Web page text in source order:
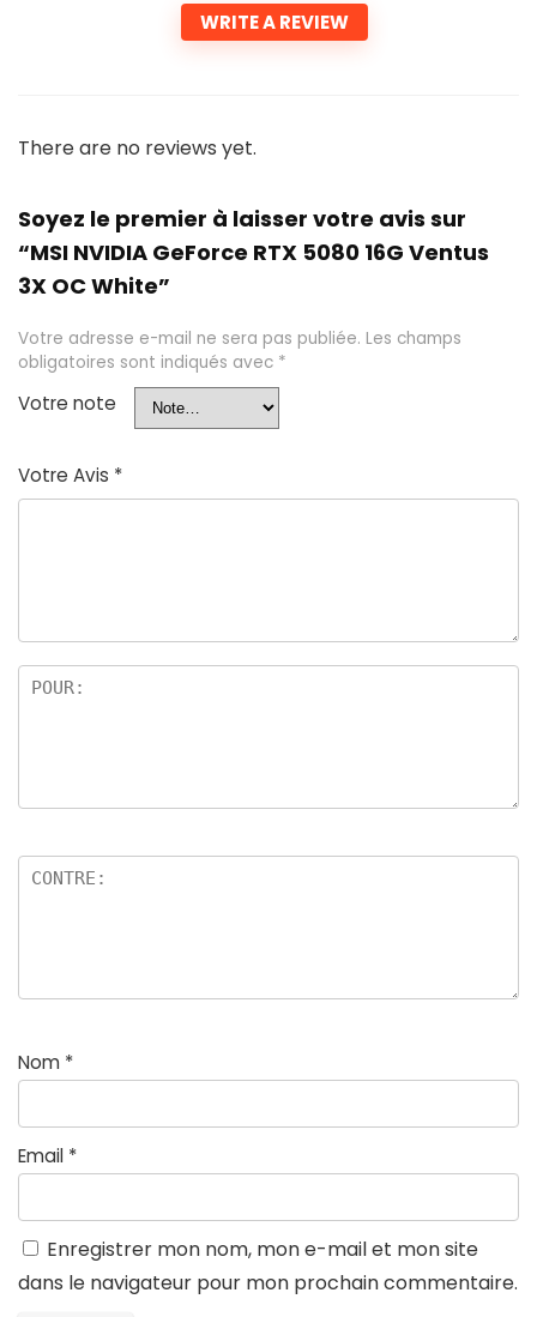
WRITE A REVIEW
There are no reviews yet.
Soyez le premier à laisser votre avis sur
“MSI NVIDIA GeForce RTX 5080 16G Ventus
3X OC White”
Votre adresse e-mail ne sera pas publiée. Les champs
obligatoires sont indiqués avec *
Votre note
Votre Avis *
Nom *
Email *
Enregistrer mon nom, mon e-mail et mon site
dans le navigateur pour mon prochain commentaire.